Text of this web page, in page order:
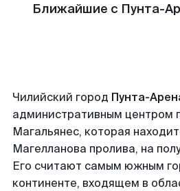
Ближайшие с Пунта-
Чилийский город Пунта-
административным центром
Магальянес, которая
Магелланова пролива, на
Его считают самым южным
континенте, входящем в